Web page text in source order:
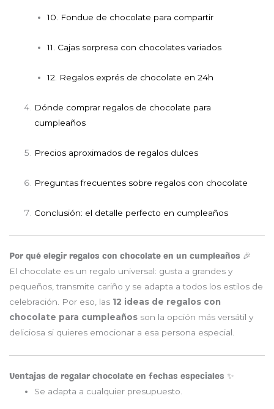
10. Fondue de chocolate para compartir
11. Cajas sorpresa con chocolates variados
12. Regalos exprés de chocolate en 24h
Dónde comprar regalos de chocolate para
cumpleaños
Precios aproximados de regalos dulces
Preguntas frecuentes sobre regalos con chocolate
Conclusión: el detalle perfecto en cumpleaños
Por qué elegir regalos con chocolate en un cumpleaños 🎉
El chocolate es un regalo universal: gusta a grandes y
pequeños, transmite cariño y se adapta a todos los estilos de
celebración. Por eso, las 12 ideas de regalos con
chocolate para cumpleaños son la opción más versátil y
deliciosa si quieres emocionar a esa persona especial.
Ventajas de regalar chocolate en fechas especiales ✨
Se adapta a cualquier presupuesto.